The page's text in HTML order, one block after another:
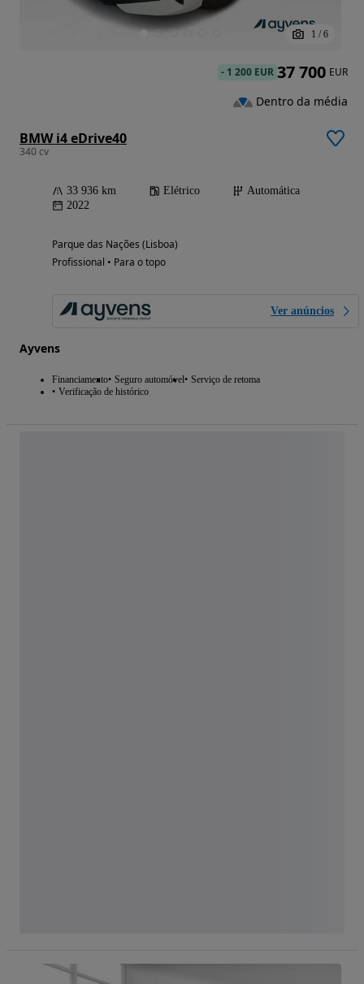
1 / 6
BMW i4 eDrive40
340 cv
33 936 km Elétrico
Automática
2022
Parque das Nações (Lisboa)
Profissional • Para o topo
Ver anúncios
Ayvens
Financiamento Seguro automóvel Serviço de retoma
Verificação de histórico
- 1 200 EUR 37 700 EUR
Dentro da média